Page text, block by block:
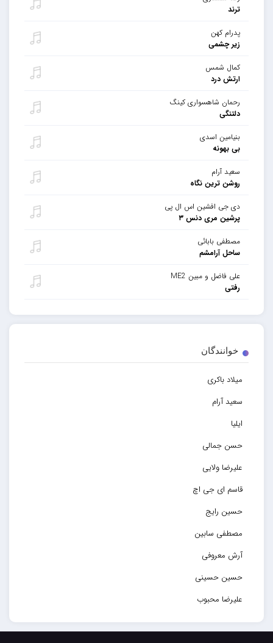
ترند
پدرام کهن
زیر چشمی
کمال شمس
ارتش درد
رحمان شاهسواری کینگ
دلتنگی
بنیامین اسدی
بی بهونه
سعید آرام
روشن ترین نگاه
دی جی افشین اس ال پی
پرشین مری دنس ۳
مصطفی بابائی
ساحل آرامشم
علی فاضل و مبین ME2
رفتی
خوانندگان
میلاد باکری
سعید آرام
ایلیا
حسن جمالی
علیرضا ولایی
قاسم ای جی اچ
حسین رایج
مصطفی سابین
آرش معروفی
حسین حسینی
علیرضا محبوب
حسین حصارکی